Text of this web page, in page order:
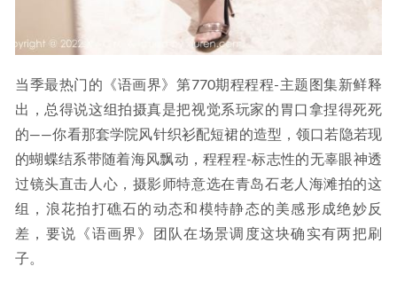
当季最热门的《语画界》第770期程程程-主题图集新鲜释
出，总得说这组拍摄真是把视觉系玩家的胃口拿捏得死死
的——你看那套学院风针织衫配短裙的造型，领口若隐若现
的蝴蝶结系带随着海风飘动，程程程-标志性的无辜眼神透
过镜头直击人心，摄影师特意选在青岛石老人海滩拍的这
组，浪花拍打礁石的动态和模特静态的美感形成绝妙反
差，要说《语画界》团队在场景调度这块确实有两把刷
子。